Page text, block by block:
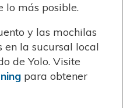
lo más posible.
y las mochilas
en la sucursal local
de Yolo. Visite
para obtener